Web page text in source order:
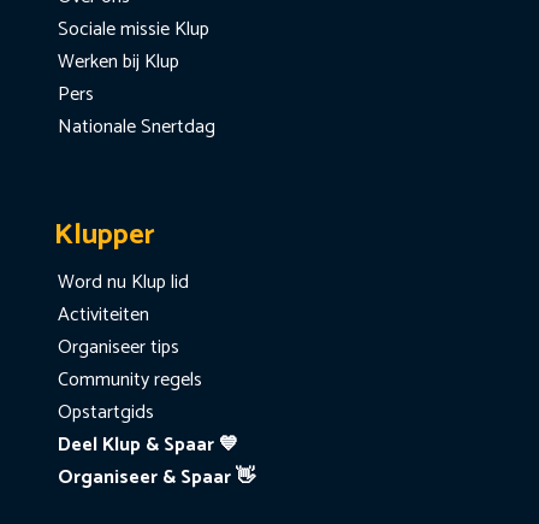
Sociale missie Klup
Werken bij Klup
Pers
Nationale Snertdag
Klupper
Word nu Klup lid
Activiteiten
Organiseer tips
Community regels
Opstartgids
Deel Klup & Spaar 💙
Organiseer & Spaar 👋